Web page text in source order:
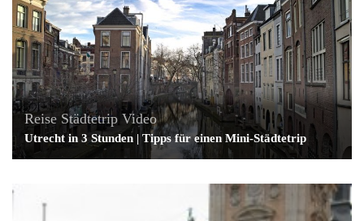
Reise Städtetrip Video
Utrecht in 3 Stunden | Tipps für einen Mini-Städtetrip